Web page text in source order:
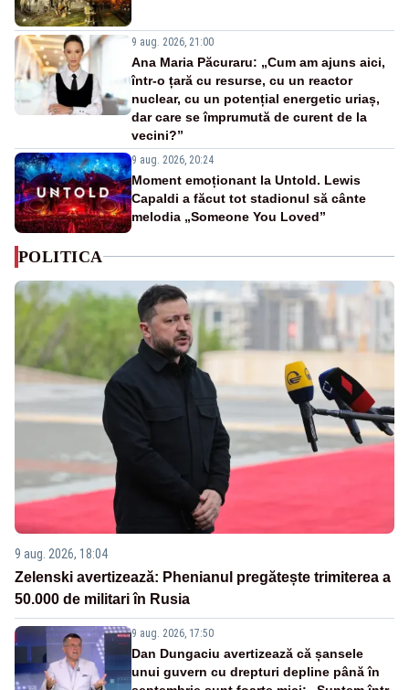
9 aug. 2026, 21:00
Ana Maria Păcuraru: „Cum am ajuns aici,
într-o țară cu resurse, cu un reactor
nuclear, cu un potențial energetic uriaș,
dar care se împrumută de curent de la
vecini?”
9 aug. 2026, 20:24
Moment emoționant la Untold. Lewis
Capaldi a făcut tot stadionul să cânte
melodia „Someone You Loved”
POLITICA
9 aug. 2026, 18:04
Zelenski avertizează: Phenianul pregătește trimiterea a
50.000 de militari în Rusia
9 aug. 2026, 17:50
Dan Dungaciu avertizează că șansele
unui guvern cu drepturi depline până în